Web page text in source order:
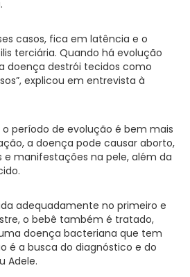
casos, fica em latência e o
terciária. Quando há evolução
doença destrói tecidos como
explicou em entrevista à
período de evolução é bem mais
a doença pode causar aborto,
manifestações na pele, além da
adequadamente no primeiro e
o bebê também é tratado,
doença bacteriana que tem
é a busca do diagnóstico e do
Adele.